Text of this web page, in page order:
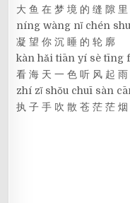
大 鱼 在 梦 境 的 缝 隙 里
níng wàng nǐ chén
凝 望 你 沉 睡 的 轮 廓
kàn hǎi tiān yí sè tīng
看 海 天 一 色 听 风 起 雨
zhí zǐ shǒu chuī sàn
执 子 手 吹 散 苍 茫 茫 烟